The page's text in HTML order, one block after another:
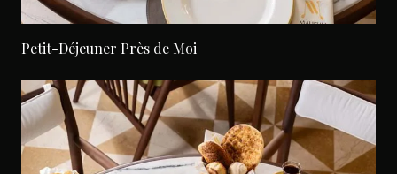
Petit-Déjeuner Près de Moi